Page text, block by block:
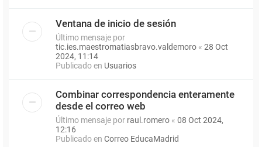
Ventana de inicio de sesión
Último mensaje por
tic.ies.maestromatiasbravo.valdemoro « 28 Oct
2024, 11:14
Publicado en Usuarios
Combinar correspondencia enteramente
desde el correo web
Último mensaje por raul.romero « 08 Oct 2024,
12:16
Publicado en Correo EducaMadrid